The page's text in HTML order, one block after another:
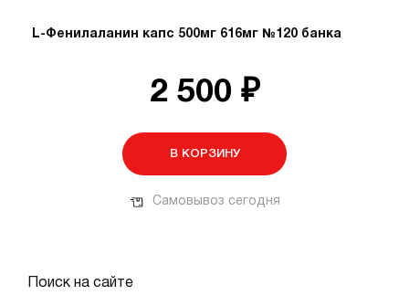
L-Фенилаланин капс 500мг 616мг №120 банка
2 500 ₽
В КОРЗИНУ
Самовывоз сегодня
Поиск на сайте